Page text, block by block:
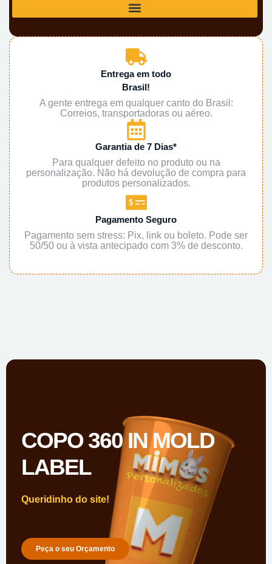
Entrega em todo
Brasil!
A gente entrega em qualquer canto do Brasil:
Correios, transportadoras ou aéreo.
Garantia de 7 Dias*
Para qualquer defeito no produto ou na
personalização. Não há devolução de compra para
produtos personalizados.
Pagamento Seguro
Pagamento sem stress: Pix, link ou boleto. Pode ser
50/50 ou à vista antecipado com 3% de desconto.
COPO 360 IN MOLD
LABEL
Queridinho do site!
Peça o seu Orçamento